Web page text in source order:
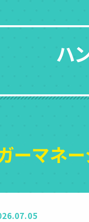
ハ
ーマネー